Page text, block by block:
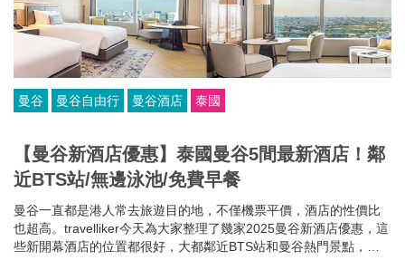
曼谷 曼谷自由行 曼谷酒店 泰國
【曼谷新酒店優惠】泰國曼谷5間最新酒店！鄰
近BTS站/無邊泳池/免費早餐
曼谷一直都是港人常去旅遊目的地，不僅機票平價，酒店的性價比
也超高。travelliker今天為大家整理了幾家2025曼谷新酒店優惠，這
些新開幕酒店的位置都很好，大都鄰近BTS站和曼谷熱門景點，方